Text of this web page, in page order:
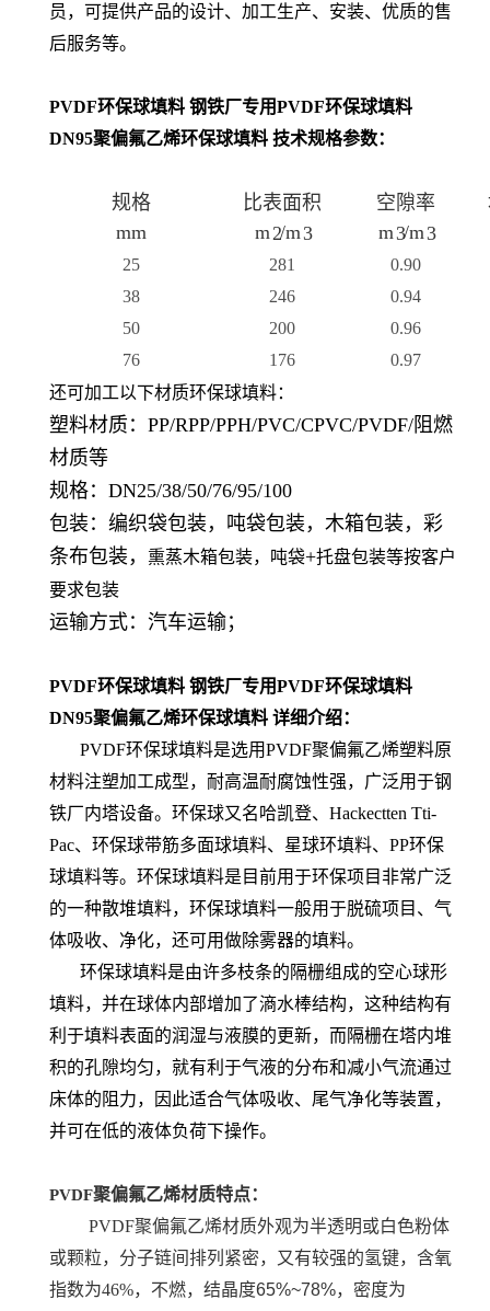
员，可提供产品的设计、加工生产、安装、优质的售
后服务等。
PVDF环保球填料 钢铁厂专用PVDF环保球填料
DN95聚偏氟乙烯环保球填料 技术规格参数：
规格
mm
比表面积
m 2/m3
空隙率
m3/m3
25 281
0.90
38
246
0.94
50
200
0.96
76
176
0.97
还可加工以下材质环保球填料：
塑料材质：PP/RPP/PPH/PVC/CPVC/PVDF/阻燃
材质等
规格：DN25/38/50/76/95/100
包装：编织袋包装，吨袋包装，木箱包装，彩
条布包装，
熏蒸木箱包装，吨袋+托盘包装等按客户
要求包装
运输方式：汽车运输；
PVDF环保球填料 钢铁厂专用PVDF环保球填料
DN95聚偏氟乙烯环保球填料 详细介绍：
PVDF环保球填料是选用PVDF聚偏氟乙烯塑料原
材料注塑加工成型，耐高温耐腐蚀性强，广泛用于钢
铁厂内塔设备。环保球又名哈凯登、Hackectten Tti-
Pac、环保球带筋多面球填料、星球环填料、PP环保
球填料等。环保球填料是目前用于环保项目非常广泛
的一种散堆填料，环保球填料一般用于脱硫项目、气
体吸收、净化，还可用做除雾器的填料。
环保球填料是由许多枝条的隔栅组成的空心球形
填料，并在球体内部增加了滳水棒结构，这种结构有
利于填料表面的润湿与液膜的更新，而隔栅在塔内堆
积的孔隙均匀，就有利于气液的分布和减小气流通过
床体的阻力，因此适合气体吸收、尾气净化等装置，
并可在低的液体负荷下操作。
PVDF聚偏氟乙烯材质特点：
PVDF聚偏氟乙烯材质外观为半透明或白色粉体
或颗粒，分子链间排列紧密，又有较强的氢键，含氧
指数为46%，不燃，结晶度65%~78%，密度为